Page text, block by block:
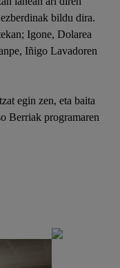
bildu dira.
Igone, Dolarea
Iñigo Lavadoren
egin zen, eta baita
Berriak programaren